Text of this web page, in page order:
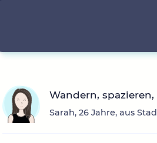
Wandern,
Sarah, 26 Jahre, aus